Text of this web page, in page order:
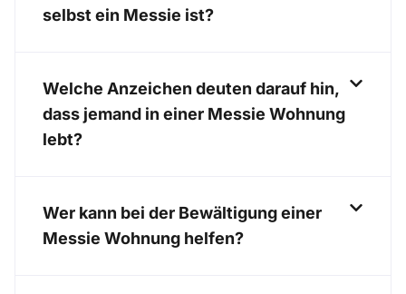
selbst ein Messie ist?
Welche Anzeichen deuten darauf hin,
dass jemand in einer Messie Wohnung
lebt?
Wer kann bei der Bewältigung einer
Messie Wohnung helfen?